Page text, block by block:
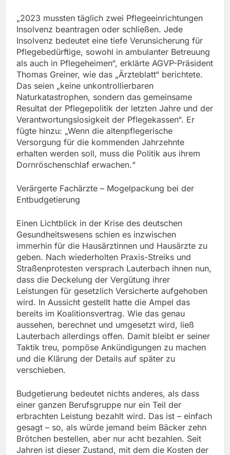
„2023 mussten täglich zwei Pflegeeinrichtungen
Insolvenz beantragen oder schließen. Jede
Insolvenz bedeutet eine tiefe Verunsicherung für
Pflegebedürftige, sowohl in ambulanter Betreuung
als auch in Pflegeheimen“, erklärte AGVP-Präsident
Thomas Greiner, wie das „Ärzteblatt“ berichtete.
Das seien „keine unkontrollierbaren
Naturkatastrophen, sondern das gemeinsame
Resultat der Pflegepolitik der letzten Jahre und der
Verantwortungslosigkeit der Pflegekassen“. Er
fügte hinzu: „Wenn die altenpflegerische
Versorgung für die kommenden Jahrzehnte
erhalten werden soll, muss die Politik aus ihrem
Dornröschenschlaf erwachen.“
Verärgerte Fachärzte – Mogelpackung bei der
Entbudgetierung
Einen Lichtblick in der Krise des deutschen
Gesundheitswesens schien es inzwischen
immerhin für die Hausärztinnen und Hausärzte zu
geben. Nach wiederholten Praxis-Streiks und
Straßenprotesten versprach Lauterbach ihnen nun,
dass die Deckelung der Vergütung ihrer
Leistungen für gesetzlich Versicherte aufgehoben
wird. In Aussicht gestellt hatte die Ampel das
bereits im Koalitionsvertrag. Wie das genau
aussehen, berechnet und umgesetzt wird, ließ
Lauterbach allerdings offen. Damit bleibt er seiner
Taktik treu, pompöse Ankündigungen zu machen
und die Klärung der Details auf später zu
verschieben.
Budgetierung bedeutet nichts anderes, als dass
einer ganzen Berufsgruppe nur ein Teil der
erbrachten Leistung bezahlt wird. Das ist – einfach
gesagt – so, als würde jemand beim Bäcker zehn
Brötchen bestellen, aber nur acht bezahlen. Seit
Jahren ist dieser Zustand, mit dem die Kosten der